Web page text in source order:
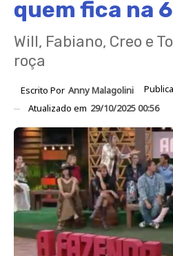
quem fica na
Will, Fabiano, Creo e
roça
Escrito Por Anny Malagolini
Atualizado em 29/10/2025 00:56